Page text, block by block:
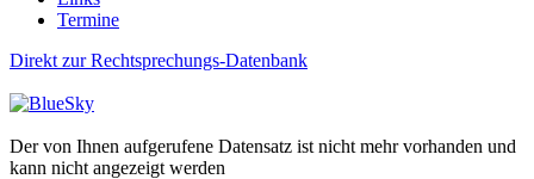
Termine
Direkt zur Rechtsprechungs-Datenbank
Der von Ihnen aufgerufene Datensatz ist nicht mehr vorhanden und
kann nicht angezeigt werden